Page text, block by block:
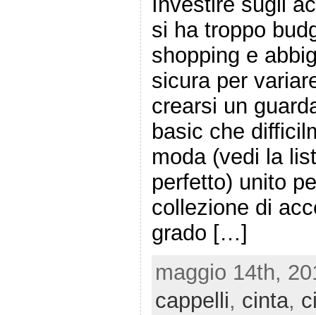
si ha troppo
shopping e
sicura per
crearsi un
basic che
moda (vedi la
perfetto) unito
collezione di
grado […]
maggio 14th,
cappelli, cinta,